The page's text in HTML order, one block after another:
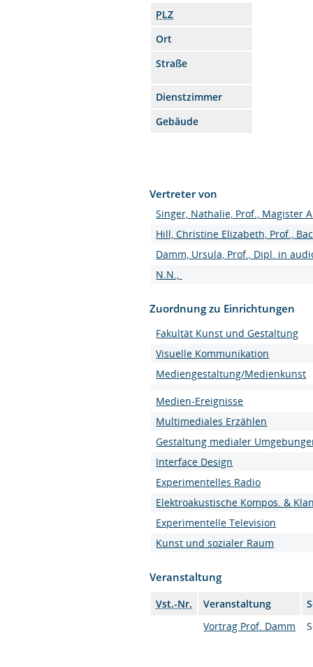
PLZ
Ort
Straße
Dienstzimmer
Gebäude
Vertreter von
Singer, Nathalie, Prof., Magister
Hill, Christine Elizabeth, Prof.,
Damm, Ursula, Prof., Dipl. in
N.N.,
Zuordnung zu Einrichtungen
Fakultät Kunst und Gestaltung
Visuelle Kommunikation
Mediengestaltung/Medienkunst
Medien-Ereignisse
Multimediales Erzählen
Gestaltung medialer
Interface Design
Experimentelles Radio
Elektroakustische Kompos. &
Experimentelle Television
Kunst und sozialer Raum
Veranstaltung
Vst.-Nr. Veranstaltung
Vortrag Prof. Damm